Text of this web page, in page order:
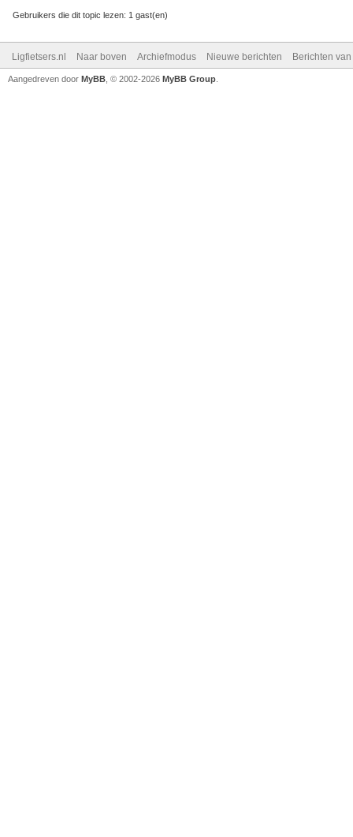
Gebruikers die dit topic lezen: 1 gast(en)
Ligfietsers.nl Naar boven Archiefmodus Nieuwe berichten Berichten
Aangedreven door MyBB , © 2002-2026 MyBB Group